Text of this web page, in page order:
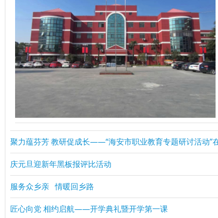
聚力蕴芬芳 教研促成长——“海安市职业教育专题研讨活动”
庆元旦迎新年黑板报评比活动
服务众乡亲 情暖回乡路
匠心向党 相约启航——开学典礼暨开学第一课